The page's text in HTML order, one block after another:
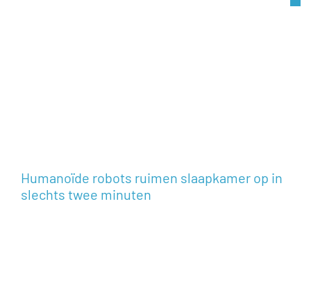
Humanoïde robots ruimen slaapkamer op in
slechts twee minuten